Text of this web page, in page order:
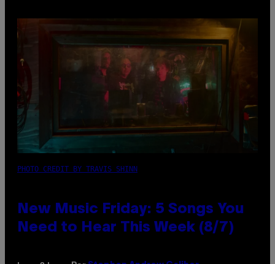
PHOTO CREDIT BY TRAVIS SHINN
New Music Friday: 5 Songs You
Need to Hear This Week (8/7)